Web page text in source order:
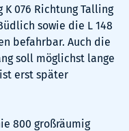
076 Richtung Talling
sowie die L 148
befahrbar. Auch die
soll möglichst lange
erst später
800 großräumig